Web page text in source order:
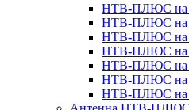
НТВ-ПЛЮС на
НТВ-ПЛЮС на
НТВ-ПЛЮС на
НТВ-ПЛЮС на
НТВ-ПЛЮС на
НТВ-ПЛЮС на
НТВ-ПЛЮС на